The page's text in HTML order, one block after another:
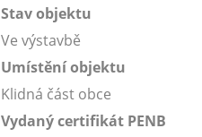
Stav objektu
Ve výstavbě
Umístění objektu
Klidná část obce
Vydaný certifikát PENB